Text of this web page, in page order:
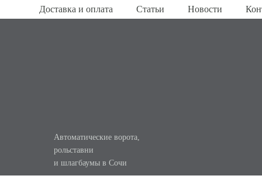
Доставка и оплата Статьи Новости
Автоматические ворота,
рольставни
и шлагбаумы в Сочи